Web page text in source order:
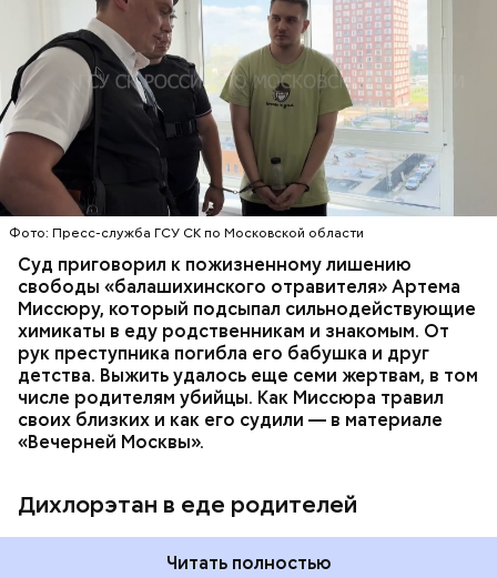
Фото: Пресс-служба ГСУ СК по Московской области
Суд приговорил к пожизненному лишению
свободы «балашихинского отравителя» Артема
Миссюру, который подсыпал сильнодействующие
химикаты в еду родственникам и знакомым. От
рук преступника погибла его бабушка и друг
детства. Выжить удалось еще семи жертвам, в том
числе родителям убийцы. Как Миссюра травил
своих близких и как его судили — в материале
«Вечерней Москвы».
Дихлорэтан в еде родителей
Все началось в июне, когда двое супругов
обратились в местную больницу с жалобами на
плохое самочувствие. Врачи не смогли поставить
им точный диагноз, после чего анализы
потерпевших направили на экспертизу. В них
специалисты обнаружили сильнодействующий
химикат дихлорэтан, который не мог попасть в
организм супругов случайно. То же самое вещество
нашли в еде, изъятой из квартиры пострадавших.
Видео: пресс-служба ГСУ СК по Московской области
Читать полностью
ОТРАВЛЕНИЯ БАЛАШИХА
РОДИТЕЛИ
СЛЕДСТВЕННЫЙ КОМИТЕТ
ЭКСПЕРТИЗЫ